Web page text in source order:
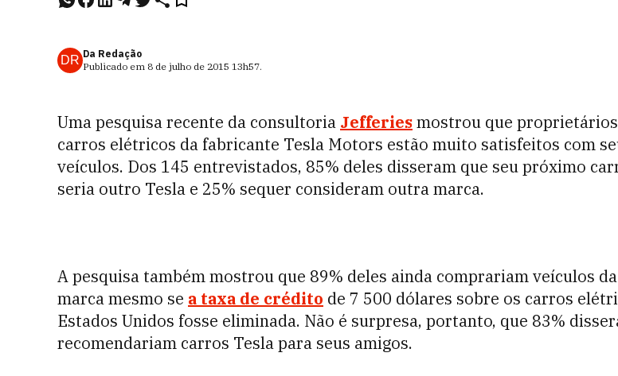
DR Da Redação
Publicado em 8 de julho de 2015 13h57.
Uma pesquisa recente da consultoria Jefferiesmostrou que
carros elétricos da fabricante Tesla Motors estão muito satisfeitos com
veículos. Dos 145 entrevistados, 85% deles disseram que seu próximo
seria outro Tesla e 25% sequer consideram outra marca.
A pesquisa também mostrou que 89% deles ainda comprariam veículos da
marca mesmo se a taxa de crédito de 7 500 dólares sobre os carros
Estados Unidos fosse eliminada. Não é surpresa, portanto, que 83%
recomendariam carros Tesla para seus amigos.